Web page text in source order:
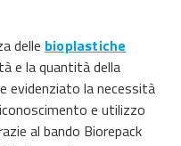
delle bioplastiche
e la quantità della
evidenziato la necessità
e utilizzo
al bando Biorepack